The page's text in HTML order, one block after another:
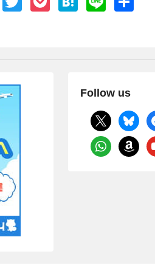
er et
n
Follow us
x bluesky
whatsappamazon